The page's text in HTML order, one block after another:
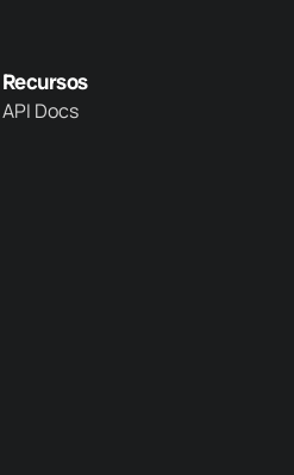
Recursos
API Docs